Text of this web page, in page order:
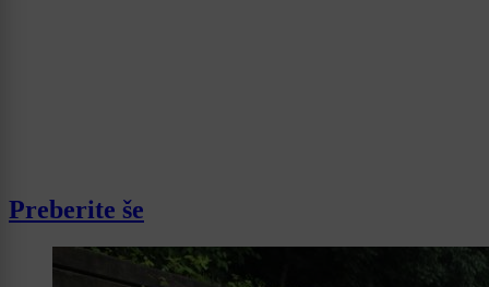
Preberite še